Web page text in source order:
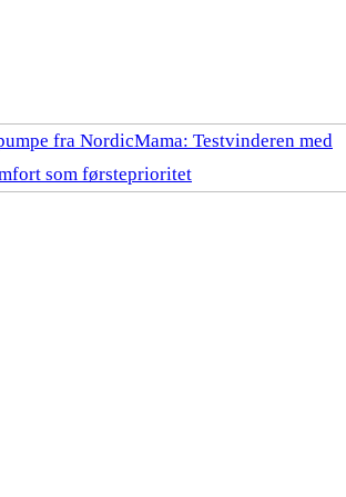
fra NordicMama: Testvinderen med
som førsteprioritet